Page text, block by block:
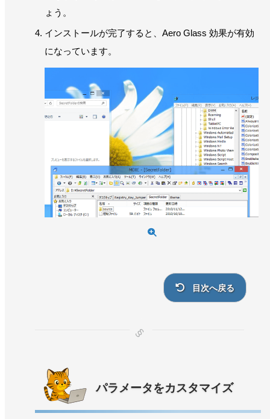
ょう。
インストールが完了すると、Aero Glass 効果が有効
になっています。
目次へ戻る
パラメータをカスタマイズ